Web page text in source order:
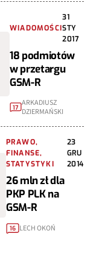
WIADOMOŚCI
31
STY
2017
18 podmiotów
w przetargu
GSM-R
17 ARKADIUSZ
DZIERMAŃSKI
PRAWO,
FINANSE,
STATYSTYKI
23
GRU
2014
26 mln zł dla
PKP PLK na
GSM-R
16 LECH OKOŃ